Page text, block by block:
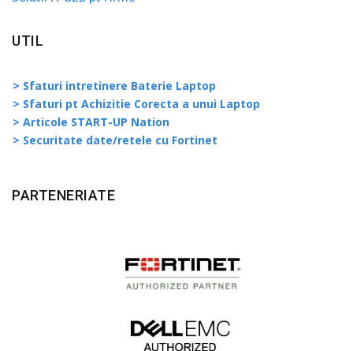
UTIL
> Sfaturi intretinere Baterie Laptop
> Sfaturi pt Achizitie Corecta a unui Laptop
> Articole START-UP Nation
> Securitate date/retele cu Fortinet
PARTENERIATE